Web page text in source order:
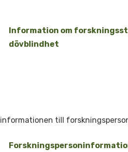
Information om
dövblindhet
till